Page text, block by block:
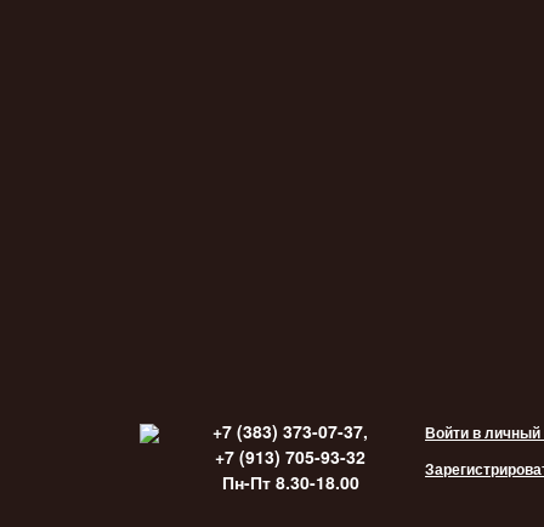
+7 (383) 373-07-37,
+7 (913) 705-93-32
Пн-Пт 8.30-18.00
Войти в личный